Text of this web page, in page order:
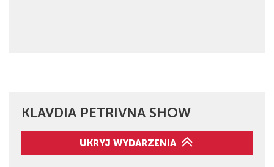
KLAVDIA PETRIVNA SHOW
UKRYJ WYDARZENIA